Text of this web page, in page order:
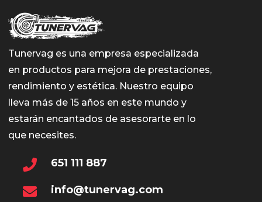
Tunervag es una empresa especializada
en productos para mejora de prestaciones,
rendimiento y estética. Nuestro equipo
lleva más de 15 años en este mundo y
estarán encantados de asesorarte en lo
que necesites.
651 111 887
info@tunervag.com